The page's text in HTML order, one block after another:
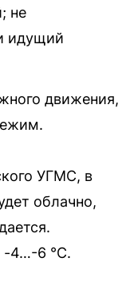
не
идущий
движения,
УГМС, в
облачно,
-4…-6 °C.